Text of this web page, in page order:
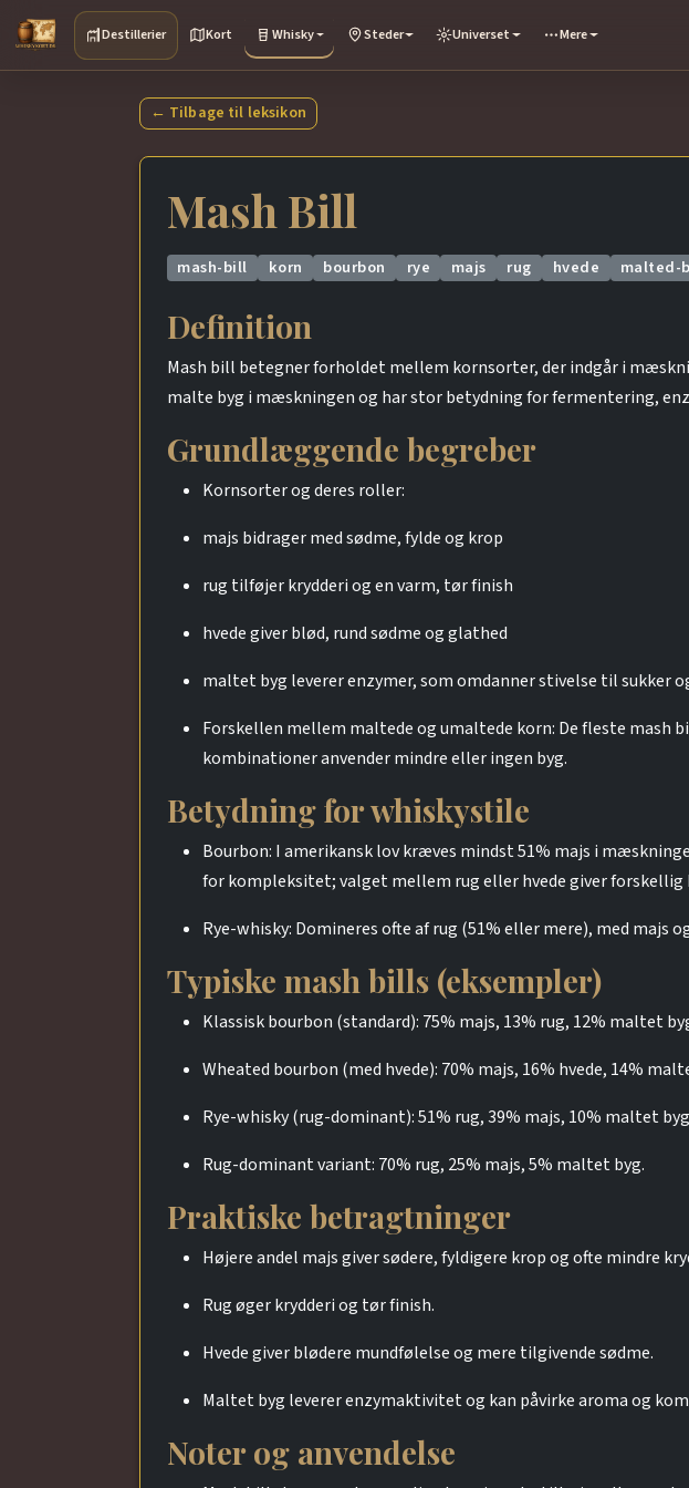
Destillerier Kort Whisky Steder Universet Mere
← Tilbage til leksikon
Mash Bill
mash-bill korn bourbon rye majs rug hvede malted-
Definition
Mash bill betegner forholdet mellem kornsorter, der indgår i
malte byg i mæskningen og har stor betydning for fermentering,
Grundlæggende begreber
Kornsorter og deres roller:
majs bidrager med sødme, fylde og krop
rug tilføjer krydderi og en varm, tør finish
hvede giver blød, rund sødme og glathed
maltet byg leverer enzymer, som omdanner stivelse til sukker
Forskellen mellem maltede og umaltede korn: De fleste
kombinationer anvender mindre eller ingen byg.
Betydning for whiskystile
Bourbon: I amerikansk lov kræves mindst 51% majs i
for kompleksitet; valget mellem rug eller hvede giver forskellig
Rye-whisky: Domineres ofte af rug (51% eller mere), med
Typiske mash bills (eksempler)
Klassisk bourbon (standard): 75% majs, 13% rug, 12% maltet
Wheated bourbon (med hvede): 70% majs, 16% hvede, 14%
Rye-whisky (rug-dominant): 51% rug, 39% majs, 10% maltet
Rug-dominant variant: 70% rug, 25% majs, 5% maltet byg.
Praktiske betragtninger
Højere andel majs giver sødere, fyldigere krop og ofte mindre
Rug øger krydderi og tør finish.
Hvede giver blødere mundfølelse og mere tilgivende sødme.
Maltet byg leverer enzymaktivitet og kan påvirke aroma og
Noter og anvendelse